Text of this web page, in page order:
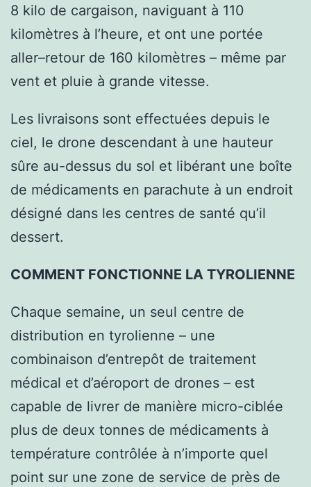
8 kilo de cargaison, naviguant à 110
kilomètres à l’heure, et ont une portée
aller–retour de 160 kilomètres – même par
vent et pluie à grande vitesse.
Les livraisons sont effectuées depuis le
ciel, le drone descendant à une hauteur
sûre au-dessus du sol et libérant une boîte
de médicaments en parachute à un endroit
désigné dans les centres de santé qu’il
dessert.
COMMENT FONCTIONNE LA TYROLIENNE
Chaque semaine, un seul centre de
distribution en tyrolienne – une
combinaison d’entrepôt de traitement
médical et d’aéroport de drones – est
capable de livrer de manière micro-ciblée
plus de deux tonnes de médicaments à
température contrôlée à n’importe quel
point sur une zone de service de près de